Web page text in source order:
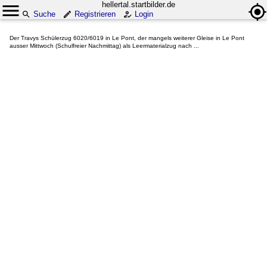
hellertal.startbilder.de
Suche
Registrieren Login
Der Travys Schülerzug 6020/6019 in Le Pont, der mangels weiterer Gleise in Le Pont
ausser Mittwoch (Schulfreier Nachmittag) als Leermaterialzug nach ...